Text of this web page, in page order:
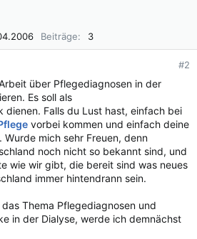
Beiträge 3
#2
über Pflegediagnosen in der
Es soll als
dienen. Falls du Lust hast, einfach bei
vorbei kommen und einfach deine
mich sehr Freuen, denn
noch nicht so bekannt sind, und
wie wir gibt, die bereit sind was neues
immer hintendrann sein.
Thema Pflegediagnosen und
in der Dialyse, werde ich demnächst